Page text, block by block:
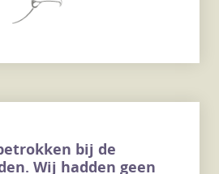
bij de
Wij hadden geen